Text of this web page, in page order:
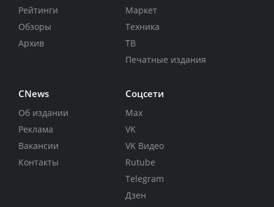
Рейтинги
Обзоры
Архив
Маркет
Техника
ТВ
Печатные издания
CNews
Об издании
Реклама
Вакансии
Контакты
Соцсети
Max
VK
VK Видео
Rutube
Telegram
Дзен